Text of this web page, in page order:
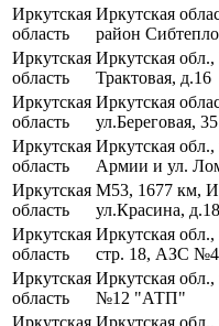
Иркутская
область
Иркутская
район
Иркутская
область
Иркутская
Трактовая, д.16
Иркутская
область
Иркутская
ул.Береговая, 35
Иркутская
область
Иркутская обл.,
Армии и ул.
Иркутская
область
М53, 1677 км,
ул.Красина, д.18
Иркутская
область
Иркутская
стр. 18, АЗС
Иркутская
область
Иркутская
№12 "АТП"
Иркутская Иркутская